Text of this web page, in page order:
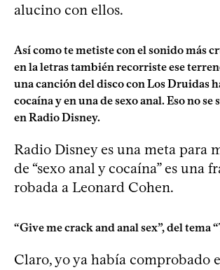
alucino con ellos.
Así como te metiste con el sonido más
en la letras también recorriste ese
una canción del disco con Los Druidas
cocaína y en una de sexo anal. Eso no se
en Radio Disney.
Radio Disney es una meta para
de “sexo anal y cocaína” es una
robada a Leonard Cohen.
“Give me crack and anal sex”, del tema
Claro, yo ya había comprobado